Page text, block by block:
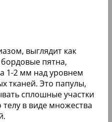
выглядит как
пятна,
1-2 мм над уровнем
тканей. Это папулы,
сплошные участки
в виде множества